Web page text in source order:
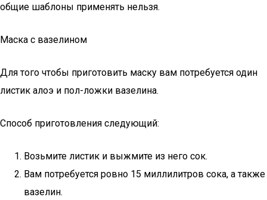
общие шаблоны применять нельзя.
Маска с вазелином
Для того чтобы приготовить маску вам потребуется один
листик алоэ и пол-ложки вазелина.
Способ приготовления следующий:
Возьмите листик и выжмите из него сок.
Вам потребуется ровно 15 миллилитров сока, а также
вазелин.